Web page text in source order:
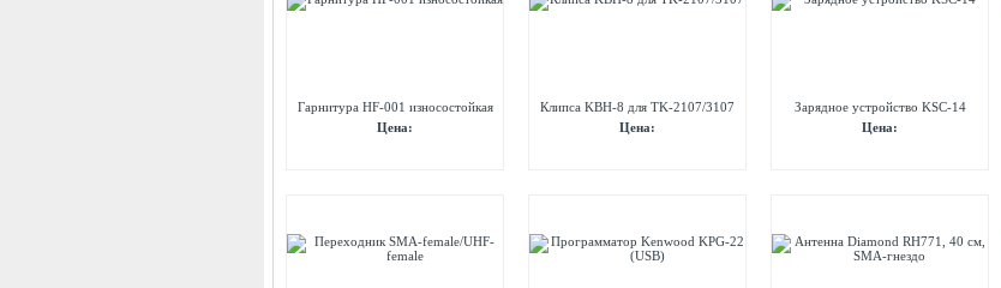
Гарнитура HF-001 износостойкая
Цена:
Клипса KBH-8 для TK-2107/3107
Цена:
Зарядное устройство KSC-14
Цена: